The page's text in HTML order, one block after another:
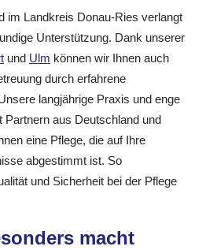
im Landkreis Donau-Ries verlangt
Unterstützung. Dank unserer
und Ulm können wir Ihnen auch
durch erfahrene
langjährige Praxis und enge
Partnern aus Deutschland und
eine Pflege, die auf Ihre
abgestimmt ist. So
und Sicherheit bei der Pflege
macht